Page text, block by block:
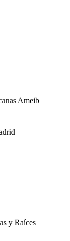
Ameib
y Raíces